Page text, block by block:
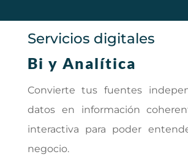
Servicios digitales
Bi y Analítica
Convierte tus fuentes
datos en información
interactiva para poder
negocio.